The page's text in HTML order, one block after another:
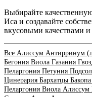
Выбирайте
Иса и создавайте
вкусовыми качествами
Все Алиссум Антирринум
Бегония Виола Газания
Пеларгония Петуния
Цинерария Бархатцы Бакопа
Пеларгония Виола Алиссум